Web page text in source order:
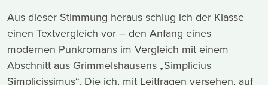
Aus dieser Stimmung heraus schlug ich der Klasse
einen Textvergleich vor – den Anfang eines
modernen Punkromans im Vergleich mit einem
Abschnitt aus Grimmelshausens „Simplicius
Simplicissimus“. Die ich, mit Leitfragen versehen, auf